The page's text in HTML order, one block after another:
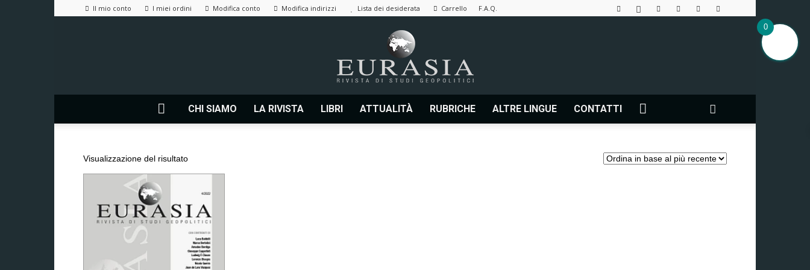
Il mio conto I miei ordini Modifica conto Modifica indirizzi Lista dei desiderata Carrello F.A.Q.
CHI SIAMO LA RIVISTA LIBRI ATTUALITÀ RUBRICHE ALTRE LINGUE CONTATTI
Visualizzazione del risultato
0